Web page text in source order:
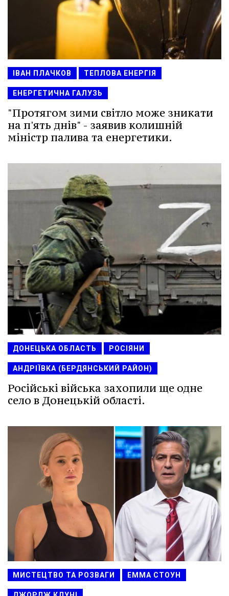
ІВАН ПЛАЧКОВ ТЕПЛОВА ЕНЕРГІЯ
ЕНЕРГЕТИЧНА ГАЛУЗЬ
"Протягом зими світло може зникати
на п'ять днів" - заявив колишній
міністр палива та енергетики.
ДОНЕЦЬКА ОБЛАСТЬ РОСІЯНИ
АНДРІЇВКА (БЕРДЯНСЬКИЙ РАЙОН)
Російські війська захопили ще одне
село в Донецькій області.
МИСТЕЦТВО ТА РОЗВАГИ ЕММА СТОУН